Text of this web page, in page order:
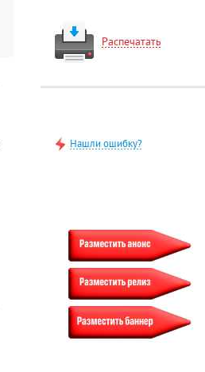
Распечатать
Нашли ошибку?